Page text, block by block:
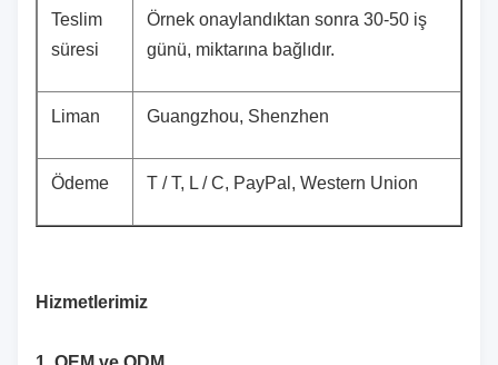
Teslim
süresi
Örnek onaylandıktan sonra 30-50 iş
günü, miktarına bağlıdır.
Liman Guangzhou, Shenzhen
Ödeme T / T, L / C, PayPal, Western Union
Hizmetlerimiz